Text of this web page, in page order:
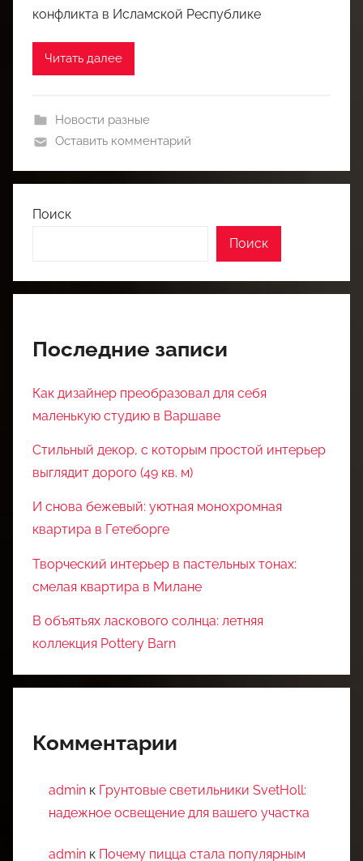
конфликта в Исламской Республике
Читать далее
Новости разные
Оставить комментарий
Поиск
Поиск
Последние записи
Как дизайнер преобразовал для себя
маленькую студию в Варшаве
Стильный декор, с которым простой интерьер
выглядит дорого (49 кв. м)
И снова бежевый: уютная монохромная
квартира в Гетеборге
Творческий интерьер в пастельных тонах:
смелая квартира в Милане
В объятьях ласкового солнца: летняя
коллекция Pottery Barn
Комментарии
admin к Грунтовые светильники SvetHoll:
надежное освещение для вашего участка
admin к Почему пицца стала популярным